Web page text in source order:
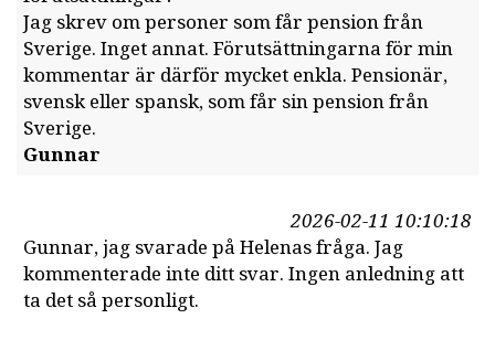
Jag skrev om personer som får pension från
Sverige. Inget annat. Förutsättningarna för min
kommentar är därför mycket enkla. Pensionär,
svensk eller spansk, som får sin pension från
Sverige.
Gunnar
2026-02-11 10:10:18
Gunnar, jag svarade på Helenas fråga. Jag
kommenterade inte ditt svar. Ingen anledning att
ta det så personligt.